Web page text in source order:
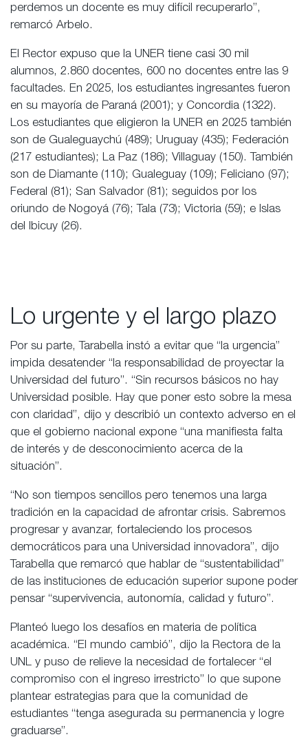
perdemos un docente es muy difícil recuperarlo”,
remarcó Arbelo.
El Rector expuso que la UNER tiene casi 30 mil
alumnos, 2.860 docentes, 600 no docentes entre las 9
facultades. En 2025, los estudiantes ingresantes fueron
en su mayoría de Paraná (2001); y Concordia (1322).
Los estudiantes que eligieron la UNER en 2025 también
son de Gualeguaychú (489); Uruguay (435); Federación
(217 estudiantes); La Paz (186); Villaguay (150). También
son de Diamante (110); Gualeguay (109); Feliciano (97);
Federal (81); San Salvador (81); seguidos por los
oriundo de Nogoyá (76); Tala (73); Victoria (59); e Islas
del Ibicuy (26).
Lo urgente y el largo plazo
Por su parte, Tarabella instó a evitar que “la urgencia”
impida desatender “la responsabilidad de proyectar la
Universidad del futuro”. “Sin recursos básicos no hay
Universidad posible. Hay que poner esto sobre la mesa
con claridad”, dijo y describió un contexto adverso en el
que el gobierno nacional expone “una manifiesta falta
de interés y de desconocimiento acerca de la
situación”.
“No son tiempos sencillos pero tenemos una larga
tradición en la capacidad de afrontar crisis. Sabremos
progresar y avanzar, fortaleciendo los procesos
democráticos para una Universidad innovadora”, dijo
Tarabella que remarcó que hablar de “sustentabilidad”
de las instituciones de educación superior supone poder
pensar “supervivencia, autonomía, calidad y futuro”.
Planteó luego los desafíos en materia de política
académica. “El mundo cambió”, dijo la Rectora de la
UNL y puso de relieve la necesidad de fortalecer “el
compromiso con el ingreso irrestricto” lo que supone
plantear estrategias para que la comunidad de
estudiantes “tenga asegurada su permanencia y logre
graduarse”.